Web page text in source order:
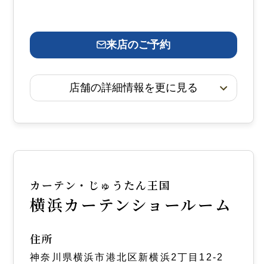
来店のご予約
店舗の詳細情報を更に見る
カーテン・じゅうたん王国
横浜カーテンショールーム
住所
神奈川県横浜市港北区新横浜2丁目12-2